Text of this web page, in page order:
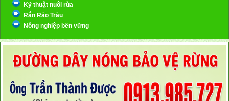
Kỹ thuật nuôi rùa
Rắn Ráo Trâu
Nông nghiệp bền vững